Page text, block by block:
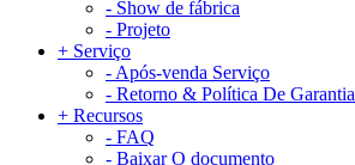
- Show de fábrica
- Projeto
+ Serviço
- Após-venda Serviço
- Retorno & Política De Garantia
+ Recursos
- FAQ
- Baixar O documento